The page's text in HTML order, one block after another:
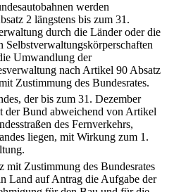
werden
2 längstens bis zum 31.
durch die Länder oder die
Selbstverwaltungskörperschaften
Umwandlung der
nach Artikel 90 Absatz
Zustimmung des Bundesrates.
der bis zum 31. Dezember
der Bund abweichend von Artikel
des Fernverkehrs,
liegen, mit Wirkung zum 1.
mit Zustimmung des Bundesrates
Land auf Antrag die Aufgabe der